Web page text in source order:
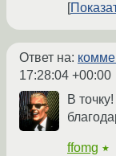
Ответ на:
17:28:04 +00:00
В
ffomg ★